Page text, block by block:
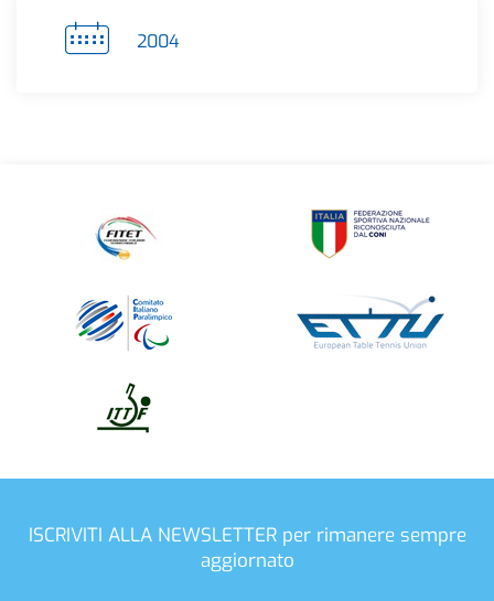
2004
ISCRIVITI ALLA NEWSLETTER per rimanere sempre
aggiornato